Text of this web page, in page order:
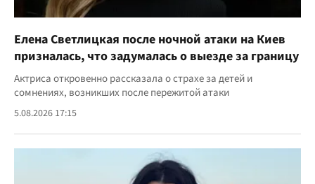
Елена Светлицкая после ночной атаки на Киев
призналась, что задумалась о выезде за границу
Актриса откровенно рассказала о страхе за детей и
сомнениях, возникших после пережитой атаки
5.08.2026 17:15